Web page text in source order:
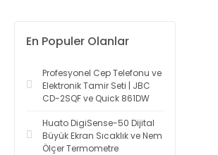
En Populer Olanlar
Profesyonel Cep Telefonu ve
Elektronik Tamir Seti | JBC
CD-2SQF ve Quick 861DW
Huato DigiSense-50 Dijital
Büyük Ekran Sıcaklık ve Nem
Ölçer Termometre